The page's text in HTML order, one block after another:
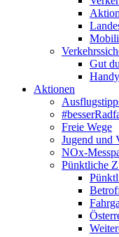
Gut
Aktionen
Freie Wege
Jugend und
NOx-
Pünktliche